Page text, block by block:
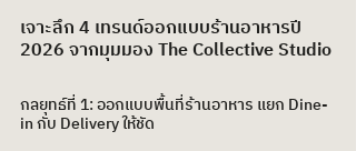
เจาะลึก 4 เทรนด์ออกแบบร้านอาหารปี
2026 จากมุมมอง The Collective Studio
กลยุทธ์ที่ 1: ออกแบบพื้นที่ร้านอาหาร แยก Dine-
in กับ Delivery ให้ชัด